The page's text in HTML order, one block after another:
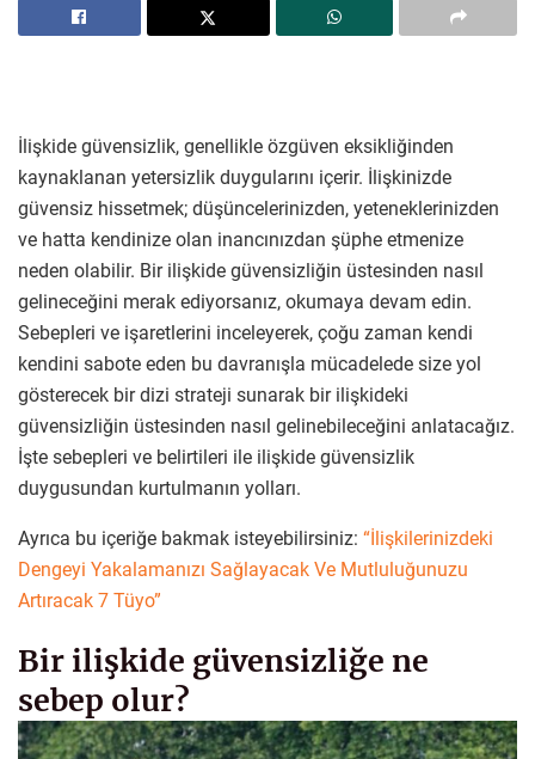
İlişkide güvensizlik, genellikle özgüven eksikliğinden
kaynaklanan yetersizlik duygularını içerir. İlişkinizde
güvensiz hissetmek; düşüncelerinizden, yeteneklerinizden
ve hatta kendinize olan inancınızdan şüphe etmenize
neden olabilir. Bir ilişkide güvensizliğin üstesinden nasıl
gelineceğini merak ediyorsanız, okumaya devam edin.
Sebepleri ve işaretlerini inceleyerek, çoğu zaman kendi
kendini sabote eden bu davranışla mücadelede size yol
gösterecek bir dizi strateji sunarak bir ilişkideki
güvensizliğin üstesinden nasıl gelinebileceğini anlatacağız.
İşte sebepleri ve belirtileri ile ilişkide güvensizlik
duygusundan kurtulmanın yolları.
Ayrıca bu içeriğe bakmak isteyebilirsiniz: “İlişkilerinizdeki
Dengeyi Yakalamanızı Sağlayacak Ve Mutluluğunuzu
Artıracak 7 Tüyo”
Bir ilişkide güvensizliğe ne
sebep olur?